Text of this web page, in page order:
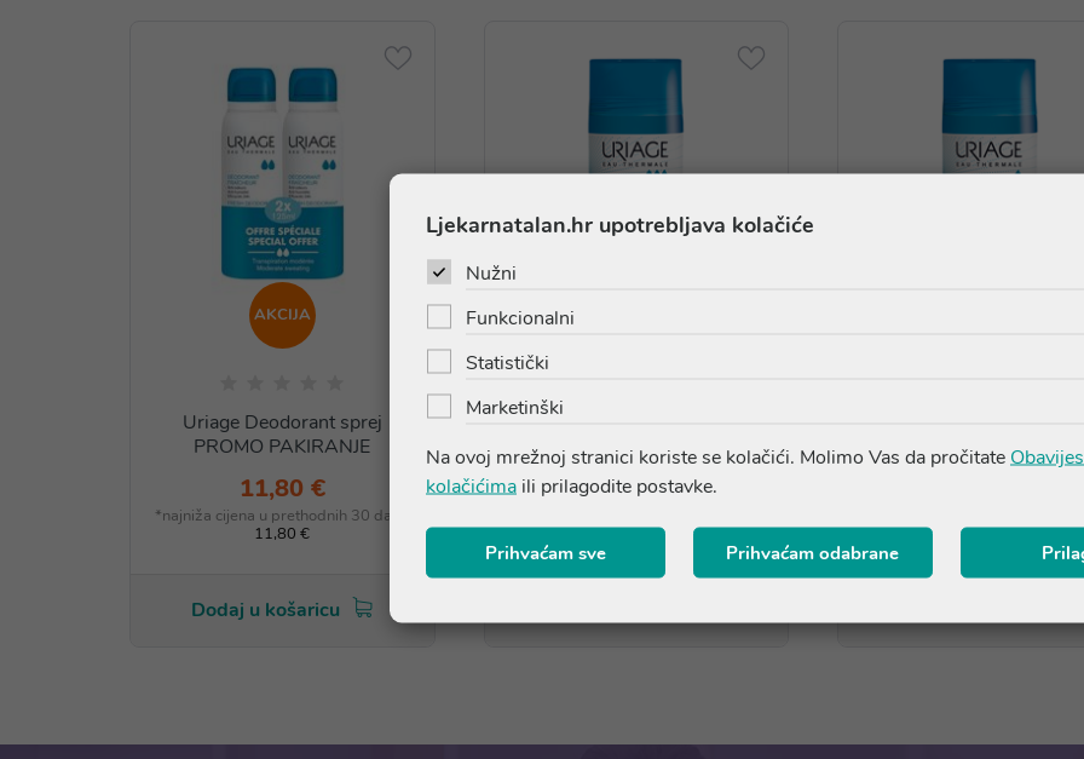
AKCIJA
Uriage Deodorant sprej
PROMO PAKIRANJE
11,80 €
*najniža cijena u prethodnih 30 dana
11,80 €
Dodaj u košaricu
Uriage Deodorant 3-activ roll
on
11,80 €
11,80 €
11,80 €
Ljekarnatalan.hr upotrebljava kolačiće
Nužni
Funkcionalni
Statistički
Marketinški
Na ovoj mrežnoj stranici koriste se kolačići. Molimo Vas da pročitate
kolačićima ili prilagodite postavke.
Prihvaćam sve Prihvaćam odabrane